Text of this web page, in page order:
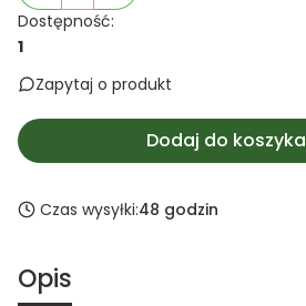
Dostępność:
1
Zapytaj o produkt
Dodaj do koszyka
Czas wysyłki:48 godzin
Opis